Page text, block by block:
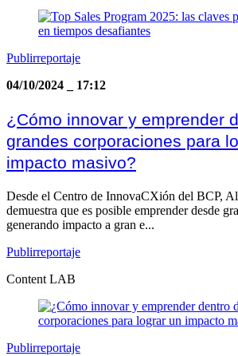
Publirreportaje
04/10/2024
17:12
¿Cómo innovar y emprender
grandes corporaciones para
impacto masivo?
Desde el Centro de InnovaCXión del BCP,
demuestra que es posible emprender desde
generando impacto a gran e...
Publirreportaje
Content LAB
Publirreportaje